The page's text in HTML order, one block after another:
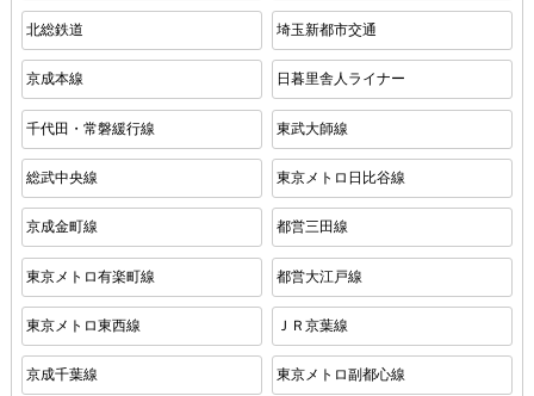
北総鉄道 埼玉新都市交通
京成本線 日暮里舎人ライナー
千代田・常磐緩行線 東武大師線
総武中央線 東京メトロ日比谷線
京成金町線 都営三田線
東京メトロ有楽町線 都営大江戸線
東京メトロ東西線 ＪＲ京葉線
京成千葉線 東京メトロ副都心線